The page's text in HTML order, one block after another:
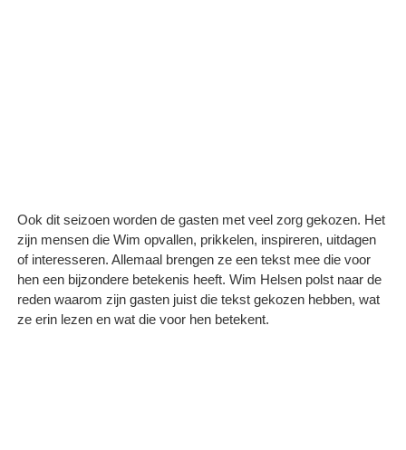
Ook dit seizoen worden de gasten met veel zorg gekozen. Het
zijn mensen die Wim opvallen, prikkelen, inspireren, uitdagen
of interesseren. Allemaal brengen ze een tekst mee die voor
hen een bijzondere betekenis heeft. Wim Helsen polst naar de
reden waarom zijn gasten juist die tekst gekozen hebben, wat
ze erin lezen en wat die voor hen betekent.